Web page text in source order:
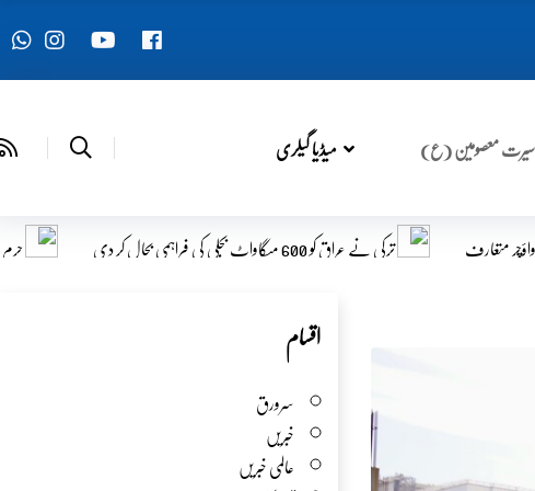
سیرت معصومین (ع) میڈیا گیلری
کر دی حرم حضرت عباسؑ نے اربعین 1448ھ میں شریک زائرین کی تعداد کا اعلان کر دیا
اقسام
سرورق
خبریں
عالمی خبریں